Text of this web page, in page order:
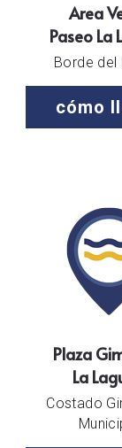
Area
Paseo La
Borde del
cómo
Plaza
La
Costado